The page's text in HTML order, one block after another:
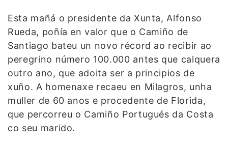
Esta mañá o presidente da Xunta, Alfonso
Rueda, poñía en valor que o Camiño de
Santiago bateu un novo récord ao recibir ao
peregrino número 100.000 antes que calquera
outro ano, que adoita ser a principios de
xuño. A homenaxe recaeu en Milagros, unha
muller de 60 anos e procedente de Florida,
que percorreu o Camiño Portugués da Costa
co seu marido.